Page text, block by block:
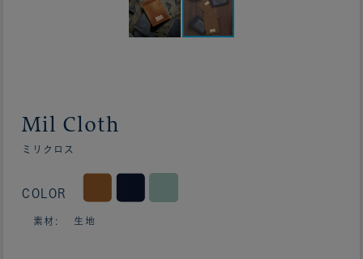
Mil Cloth
ミリクロス
COLOR
素材: 生地